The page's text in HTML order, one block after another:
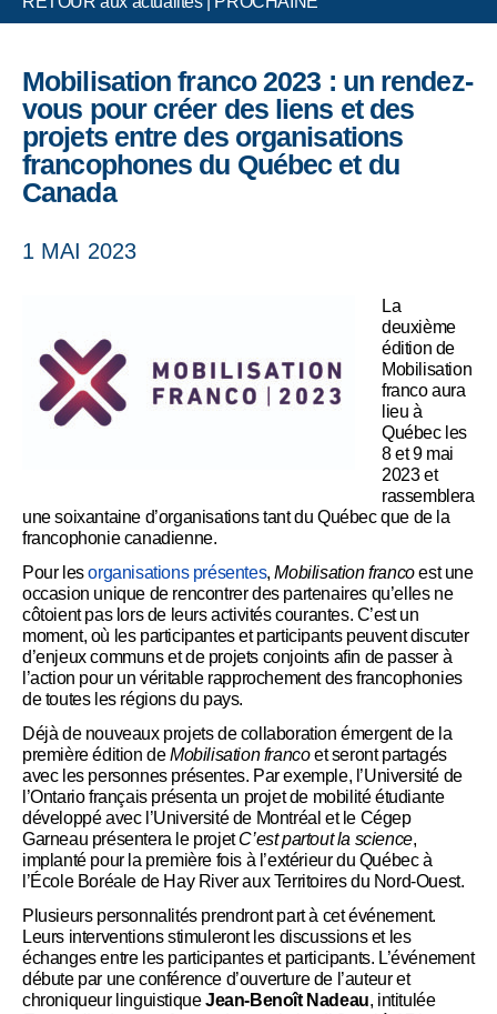
Mobilisation franco 2023 : un rendez-
vous pour créer des liens et des
projets entre des organisations
francophones du Québec et du
Canada
1 MAI 2023
La
deuxième
édition de
Mobilisation
franco aura
lieu à
Québec les
8 et 9 mai
2023 et
rassemblera
une soixantaine d’organisations tant du Québec que de la
francophonie canadienne.
Pour lesorganisations présentes,Mobilisation francoest une
occasion unique de rencontrer des partenaires qu’elles ne
côtoient pas lors de leurs activités courantes. C’est un
moment, où les participantes et participants peuvent discuter
d’enjeux communs et de projets conjoints afin de passer à
l’action pour un véritable rapprochement des francophonies
de toutes les régions du pays.
Déjà de nouveaux projets de collaboration émergent de la
première édition deMobilisation francoet seront partagés
avec les personnes présentes. Par exemple, l’Université de
l’Ontario français présenta un projet de mobilité étudiante
développé avec l’Université de Montréal et le Cégep
Garneau présentera le projetC’est partout la science,
implanté pour la première fois à l’extérieur du Québec à
l’École Boréale de Hay River aux Territoires du Nord-Ouest.
Plusieurs personnalités prendront part à cet événement.
Leurs interventions stimuleront les discussions et les
échanges entre les participantes et participants. L’événement
débute par une conférence d’ouverture de l’auteur et
chroniqueur linguistiqueJean-Benoît Nadeau, intitulée